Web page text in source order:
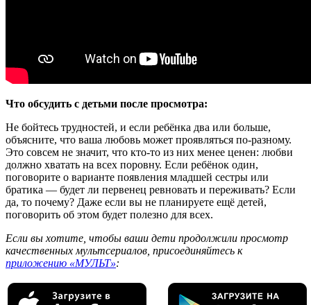
Что обсудить с детьми после просмотра:
Не бойтесь трудностей, и если ребёнка два или больше,
объясните, что ваша любовь может проявляться по-разному.
Это совсем не значит, что кто-то из них менее ценен: любви
должно хватать на всех поровну. Если ребёнок один,
поговорите о варианте появления младшей сестры или
братика — будет ли первенец ревновать и переживать? Если
да, то почему? Даже если вы не планируете ещё детей,
поговорить об этом будет полезно для всех.
Если вы хотите, чтобы ваши дети продолжили просмотр
качественных мультсериалов, присоединяйтесь к
приложению «МУЛЬТ»: